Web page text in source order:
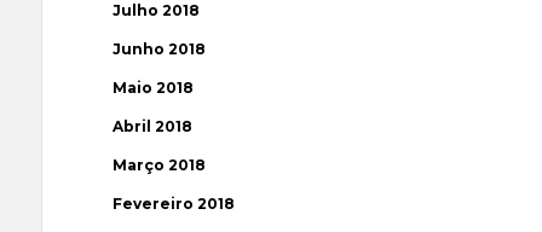
Julho 2018
Junho 2018
Maio 2018
Abril 2018
Março 2018
Fevereiro 2018